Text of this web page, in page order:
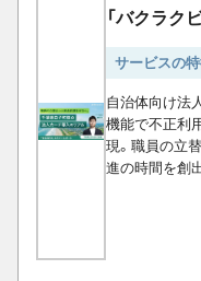
「バクラク
サービスの
自治体向け法
機能で不正利
現。職員の立
進の時間を創